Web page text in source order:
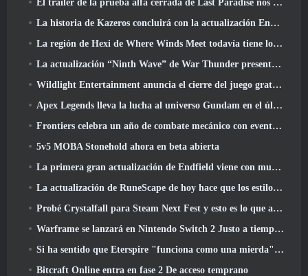
El tráiler de la prueba alfa cerrada de Last Paradise nos recuerda cómo es realmente sobrevivir al Apocalipsis zombi
La historia de Kazeros concluirá con la actualización Ends Of The Abyss de Lost Ark
La región de Hexi de Where Winds Meet todavía tiene lo que los jugadores aman y al mismo tiempo es una experiencia única
La actualización “Ninth Wave” de War Thunder presenta aviones de rango IX
Wildlight Entertainment anuncia el cierre del juego gratuito Hero Shooter Highguard
Apex Legends lleva la lucha al universo Gundam en el último evento cruzado
Frontiers celebra un año de combate mecánico con eventos de aniversario
5v5 MOBA Stonehold ahora en beta abierta
La primera gran actualización de Endfield viene con muchas optimizaciones
La actualización de RuneScape de hoy hace que los estilos de combate originales del MMORPG sean más fáciles de aprender
Probé Crystalfall para Steam Next Fest y esto es lo que aprendí
Warframe se lanzará en Nintendo Switch 2 Justo a tiempo para la próxima actualización importante, El fotógrafo de sombras
Si ha sentido que Eterspire "funciona como una mierda", El director creativo dice que ya no es así
Bitcraft Online entra en fase 2 De acceso temprano